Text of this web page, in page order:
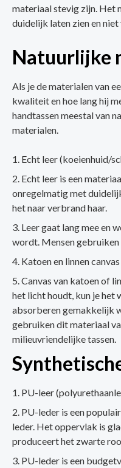
materiaal stevig zijn. Het
duidelijk laten zien en
Natuurlijke
Als je de materialen van
kwaliteit en hoe lang hij
handtassen meestal van
materialen.
Echt leer (koeienhuid/
Echt leer is een
onregelmatig met
het naar verbrand haar.
Leer gaat lang mee en
wordt. Mensen gebruiken
Katoen en linnen canvas
Canvas van katoen of
het licht houdt, kun je het
absorberen gemakkelijk
gebruiken dit materiaal
milieuvriendelijke tassen.
PU-leer
PU-leder is een
leder. Het oppervlak is
produceert het zwarte
PU-leder is een